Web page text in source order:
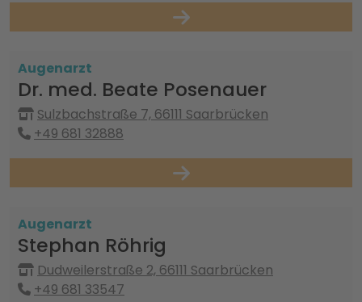
Augenarzt
Dr. med. Beate Posenauer
Sulzbachstraße 7, 66111 Saarbrücken
+49 681 32888
Augenarzt
Stephan Röhrig
Dudweilerstraße 2, 66111 Saarbrücken
+49 681 33547